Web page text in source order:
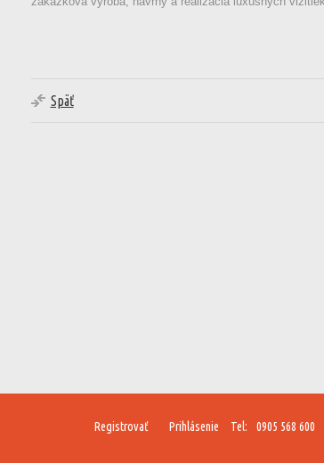
Späť
Registrovať Prihlásenie Tel: 0905 568 600